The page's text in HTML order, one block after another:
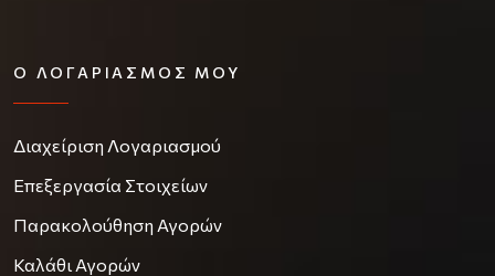
Ο ΛΟΓΑΡΙΑΣΜΌΣ ΜΟΥ
Διαχείριση Λογαριασμού
Επεξεργασία Στοιχείων
Παρακολούθηση Αγορών
Καλάθι Αγορών